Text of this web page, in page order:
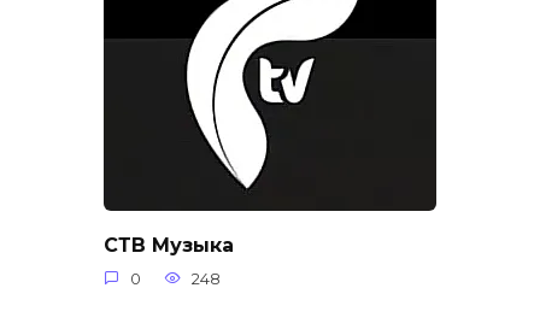
СТВ Музыка
0 248